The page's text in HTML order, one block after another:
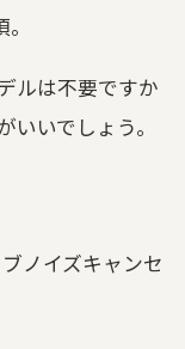
ルは不要ですか
いいでしょう。
ノイズキャンセ